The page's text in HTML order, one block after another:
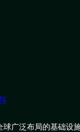
球广泛布局的基础设